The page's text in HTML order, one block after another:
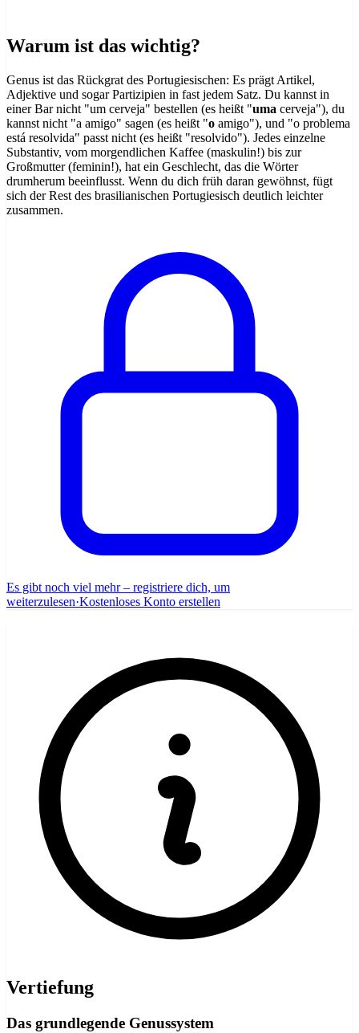
Warum ist das wichtig?
Genus ist das Rückgrat des Portugiesischen: Es prägt Artikel,
Adjektive und sogar Partizipien in fast jedem Satz. Du kannst in
einer Bar nicht "um cerveja" bestellen (es heißt "uma cerveja"), du
kannst nicht "a amigo" sagen (es heißt "o amigo"), und "o problema
está resolvida" passt nicht (es heißt "resolvido"). Jedes einzelne
Substantiv, vom morgendlichen Kaffee (maskulin!) bis zur
Großmutter (feminin!), hat ein Geschlecht, das die Wörter
drumherum beeinflusst. Wenn du dich früh daran gewöhnst, fügt
sich der Rest des brasilianischen Portugiesisch deutlich leichter
zusammen.
Es gibt noch viel mehr – registriere dich, um
weiterzulesen·Kostenloses Konto erstellen
Vertiefung
Das grundlegende Genussystem